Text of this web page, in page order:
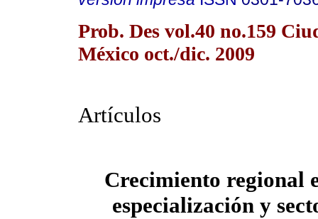
Prob. Des vol.40 no.159
México oct./dic. 2009
Artículos
Crecimiento regional
especialización y